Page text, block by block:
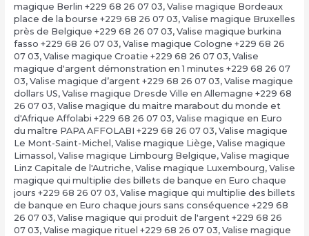
magique Berlin +229 68 26 07 03, Valise magique Bordeaux
place de la bourse +229 68 26 07 03, Valise magique Bruxelles
près de Belgique +229 68 26 07 03, Valise magique burkina
fasso +229 68 26 07 03, Valise magique Cologne +229 68 26
07 03, Valise magique Croatie +229 68 26 07 03, Valise
magique d'argent démonstration en 1 minutes +229 68 26 07
03, Valise magique d’argent +229 68 26 07 03, Valise magique
dollars US, Valise magique Dresde Ville en Allemagne +229 68
26 07 03, Valise magique du maitre marabout du monde et
d'Afrique Affolabi +229 68 26 07 03, Valise magique en Euro
du maître PAPA AFFOLABI +229 68 26 07 03, Valise magique
Le Mont-Saint-Michel, Valise magique Liège, Valise magique
Limassol, Valise magique Limbourg Belgique, Valise magique
Linz Capitale de l'Autriche, Valise magique Luxembourg, Valise
magique qui multiplie des billets de banque en Euro chaque
jours +229 68 26 07 03, Valise magique qui multiplie des billets
de banque en Euro chaque jours sans conséquence +229 68
26 07 03, Valise magique qui produit de l'argent +229 68 26
07 03, Valise magique rituel +229 68 26 07 03, Valise magique